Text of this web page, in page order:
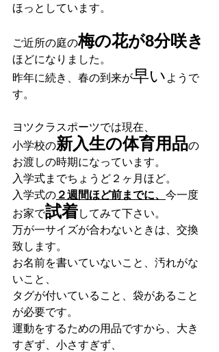
ほっとしています。
ご近所の庭の梅の花が8分咲き
ほどになりました。
昨年に続き、春の到来が早い ようで
す。
ヨツクラスポーツでは現在、
小学校の新入生の体育用品の
お渡しの時期になっています。
入学式までちょうど２ヶ月ほど。
入学式の ２週間ほど前までに、 今一度
お家で試着してみて下さい。
万が一サイズが合わないときは、交換
致します。
お名前を書いていないこと、汚れがな
いこと、
タグが付いていること、袋があること
が必要です。
運動をするための用品ですから、大き
すぎず、小さすぎず、